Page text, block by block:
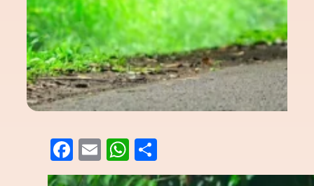
Facebook
EmailWhatsApp